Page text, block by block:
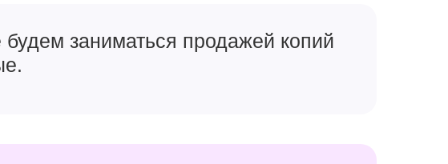
заниматься продажей копий